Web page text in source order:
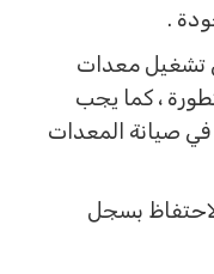
.
تشغيل معدات
، كما يجب
في صيانة المعدات
بسجل